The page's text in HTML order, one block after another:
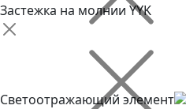
Застежка на молнии YYK
Светоотражающий элемент